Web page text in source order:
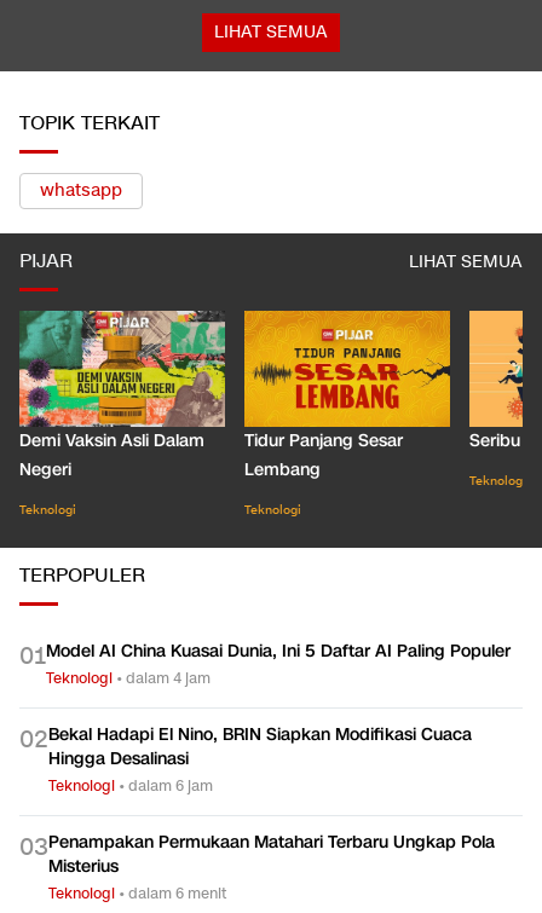
LIHAT SEMUA
TOPIK TERKAIT
whatsapp
PIJAR LIHAT SEMUA
Demi Vaksin Asli Dalam
Negeri
Teknologi
Tidur Panjang Sesar
Lembang
Teknologi
Seribu
Teknologi
TERPOPULER
01Model AI China Kuasai Dunia, Ini 5 Daftar AI Paling Populer
Teknologi •dalam 4 jam
02Bekal Hadapi El Nino, BRIN Siapkan Modifikasi Cuaca
Hingga Desalinasi
Teknologi •dalam 6 jam
03Penampakan Permukaan Matahari Terbaru Ungkap Pola
Misterius
Teknologi •dalam 6 menit